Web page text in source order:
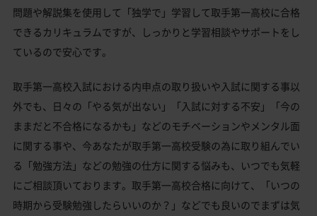
問題や解説集を使用して「独学で」学習して取手第一高校に合格
できるカリキュラムですが、しっかりと学習相談やサポートをし
ているので安心です。
取手第一高校入試における内申点の取り扱いや入試に関する事以
外でも、日々の「やる気が出ない」「入試に対する不安」「今の
ままだと不合格になるかも」などのモチベーションやメンタル面
に関する事や、今あなたが取手第一高校受験の為に取り組んでい
る「勉強方法」などの勉強の仕方に関する悩みも、いつでも気軽
にご相談頂いております。取手第一高校合格に向けて、「いつの
時期から受験勉強したらいいのか？」などでも良いのでまずは気